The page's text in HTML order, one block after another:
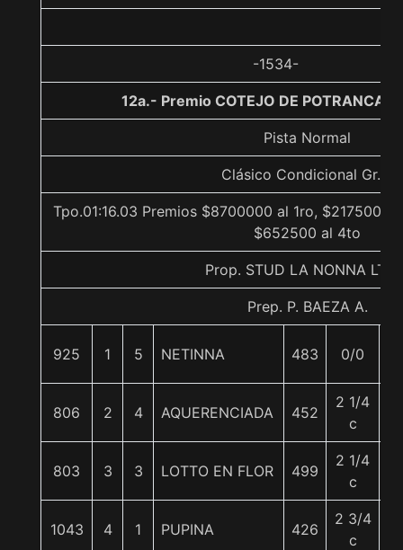
-1534-
12a.- Premio COTEJO DE
Pista Normal
Clásico Condicional Gr. 3
Tpo.01:16.03 Premios $8700000 al 1ro, $2175000
$652500 al 4to
Prop. STUD LA NONNA
Prep. P. BAEZA A.
925 1 5 NETINNA 483 0/0
806 2 4 AQUERENCIADA 452
2 1/4
c
803 3 3 LOTTO EN FLOR 499
2 1/4
c
1043 4 1 PUPINA 426
2 3/4
c